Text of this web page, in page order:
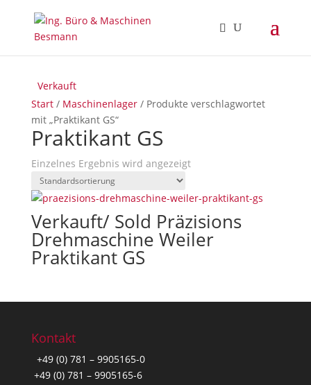
Start/ Maschinenlager/ Produkte verschlagwortet
mit „Praktikant GS“
Praktikant GS
Einzelnes Ergebnis wird angezeigt
Verkauft
Verkauft/ Sold Präzisions
Drehmaschine Weiler
Praktikant GS
Kontakt
+49 (0) 781 – 9905165-0
+49 (0) 781 – 9905165-6